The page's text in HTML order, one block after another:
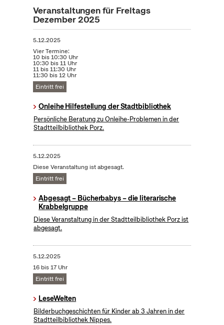
Veranstaltungen für Freitags
Dezember 2025
5.12.2025
Vier Termine:
10 bis 10:30 Uhr
10:30 bis 11 Uhr
11 bis 11:30 Uhr
11:30 bis 12 Uhr
Eintritt frei
Onleihe Hilfestellung der Stadtbibliothek
Persönliche Beratung zu Onleihe-Problemen in der
Stadtteilbibliothek Porz.
5.12.2025
Diese Veranstaltung ist abgesagt.
Eintritt frei
Abgesagt – Bücherbabys – die literarische
Krabbelgruppe
Diese Veranstaltung in der Stadtteilbibliothek Porz ist
abgesagt.
5.12.2025
16 bis 17 Uhr
Eintritt frei
LeseWelten
Bilderbuchgeschichten für Kinder ab 3 Jahren in der
Stadtteilbibliothek Nippes.